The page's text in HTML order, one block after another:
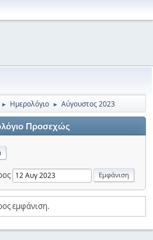
► Ημερολόγιο ► Αύγουστος 2023
Προσεχώς
εμφάνιση.